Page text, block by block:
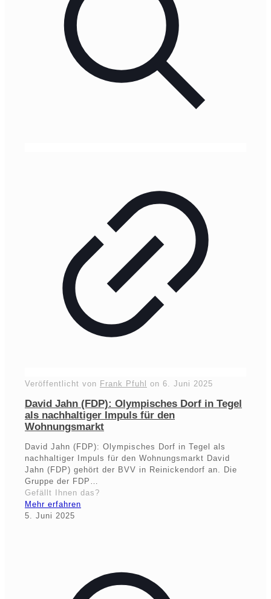
Veröffentlicht von Frank Pfuhl on 6. Juni 2025
David Jahn (FDP): Olympisches Dorf in Tegel
als nachhaltiger Impuls für den
Wohnungsmarkt
David Jahn (FDP): Olympisches Dorf in Tegel als
nachhaltiger Impuls für den Wohnungsmarkt David
Jahn (FDP) gehört der BVV in Reinickendorf an. Die
Gruppe der FDP…
Gefällt Ihnen das?
Mehr erfahren
5. Juni 2025